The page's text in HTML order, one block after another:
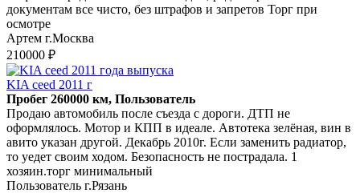
документам все чисто, без штрафов и запретов Торг при
осмотре
Артем г.Москва
210000 ₽
KIA ceed 2011 г
Пробег 260000 км, Пользователь
Продаю автомобиль после съезда с дороги. ДТП не
оформлялось. Мотор и КПП в идеале. Автотека зелёная, вин в
авито указан другой. Декабрь 2010г. Если заменить радиатор,
то уедет своим ходом. Безопасность не пострадала. 1
хозяин.торг минимальный
Пользователь г.Рязань